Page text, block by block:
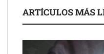
La luz roja, el nuevo
Eulalia Roig lanza ‘The
ARTÍCULOS MÁS